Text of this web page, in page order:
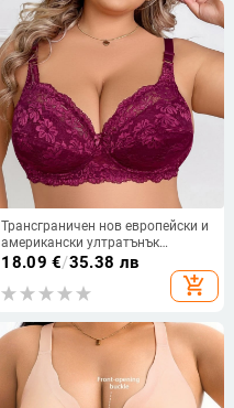
Трансграничен нов европейски и
американски ултратънък
двуредов сутиен с дантела от
стоманени пръстени, регулируем,
голям размер
18.09 €/35.38 лв
add_shopping_cart